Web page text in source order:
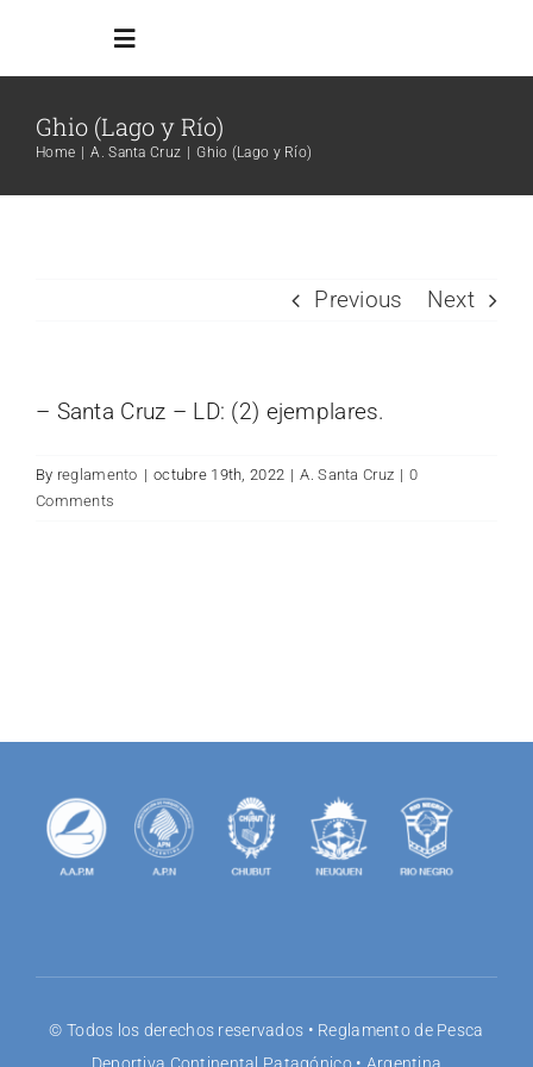
Toggle
Navigation
Inicio
Ghio (Lago y Río)
Home A. Santa Cruz Ghio (Lago y Río)
Previous Next
– Santa Cruz – LD: (2) ejemplares.
By reglamento | octubre 19th, 2022 | A. Santa Cruz | 0
Comments
© Todos los derechos reservados • Reglamento de Pesca